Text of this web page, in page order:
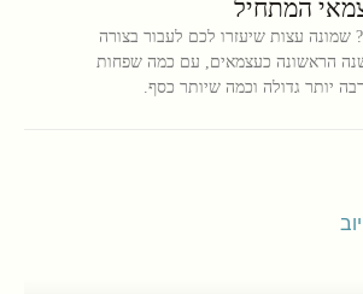
שמונה עצות שיעזרו לכם לעבור בצורה
הראשונה כעצמאים, עם כמה שפחות
יותר גדולה וכמה שיותר כסף.